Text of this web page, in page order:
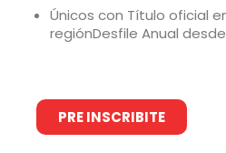
Únicos con Título oficial
regiónDesfile Anual
PRE INSCRIBITE